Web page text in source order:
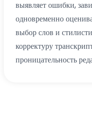
выявляет ошибки,
одновременно
выбор слов и
корректуру
проницательность